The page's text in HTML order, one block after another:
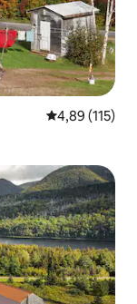
4,89 av 5 i
4,89 (115)